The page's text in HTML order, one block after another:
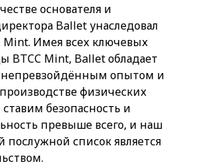
основателя и
Ballet унаследовал
Mint. Имея всех ключевых
BTCC Mint, Ballet обладает
опытом и
физических
безопасность и
превыше всего, и наш
послужной список является